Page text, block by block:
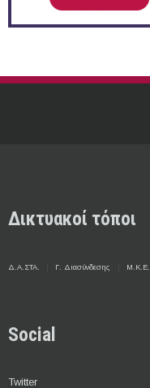
Δικτυακοί τόποι
Δ.Α.ΣΤΑ. Γ. Διασύνδεσης Μ.Κ.Ε.
Social
Twitter